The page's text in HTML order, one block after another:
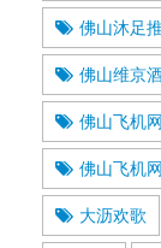
佛山沐足
佛山维京
佛山飞机
佛山飞机
大沥欢歌